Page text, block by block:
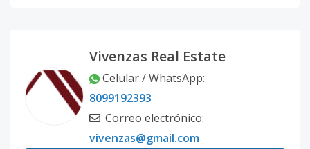
Vivenzas Real Estate
Celular / WhatsApp:
8099192393
Correo electrónico:
vivenzas@gmail.com